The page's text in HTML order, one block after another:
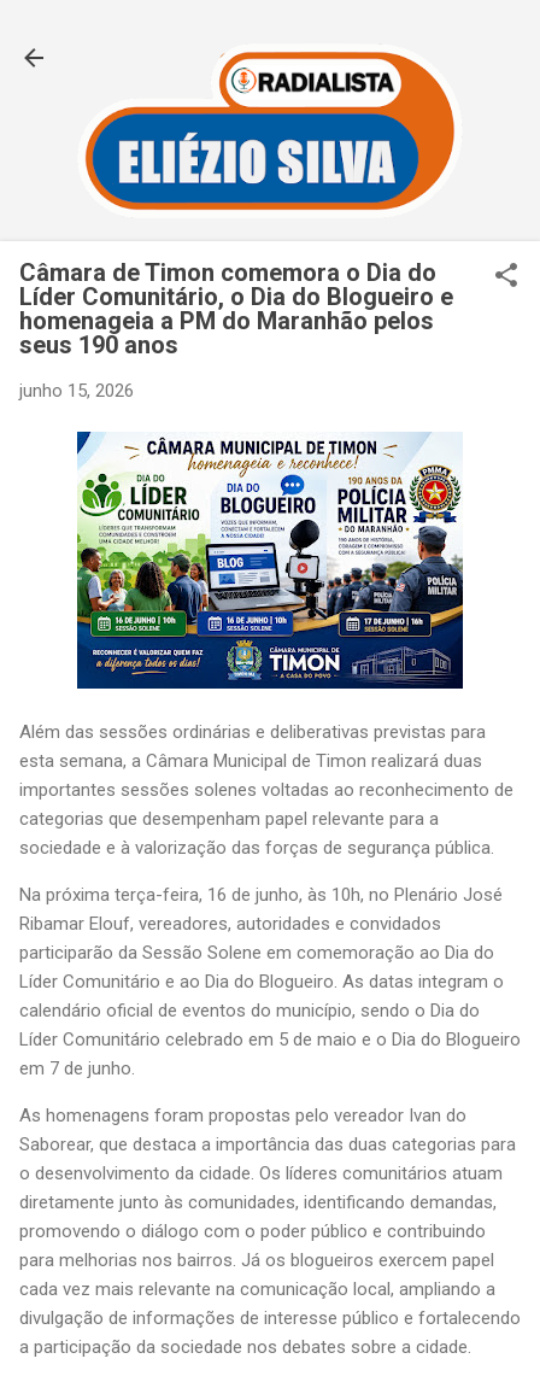
Câmara de Timon comemora o Dia do
Líder Comunitário, o Dia do Blogueiro e
homenageia a PM do Maranhão pelos
seus 190 anos
junho 15, 2026
Além das sessões ordinárias e deliberativas previstas para
esta semana, a Câmara Municipal de Timon realizará duas
importantes sessões solenes voltadas ao reconhecimento de
categorias que desempenham papel relevante para a
sociedade e à valorização das forças de segurança pública.
Na próxima terça-feira, 16 de junho, às 10h, no Plenário José
Ribamar Elouf, vereadores, autoridades e convidados
participarão da Sessão Solene em comemoração ao Dia do
Líder Comunitário e ao Dia do Blogueiro. As datas integram o
calendário oficial de eventos do município, sendo o Dia do
Líder Comunitário celebrado em 5 de maio e o Dia do Blogueiro
em 7 de junho.
As homenagens foram propostas pelo vereador Ivan do
Saborear, que destaca a importância das duas categorias para
o desenvolvimento da cidade. Os líderes comunitários atuam
diretamente junto às comunidades, identificando demandas,
promovendo o diálogo com o poder público e contribuindo
para melhorias nos bairros. Já os blogueiros exercem papel
cada vez mais relevante na comunicação local, ampliando a
divulgação de informações de interesse público e fortalecendo
a participação da sociedade nos debates sobre a cidade.